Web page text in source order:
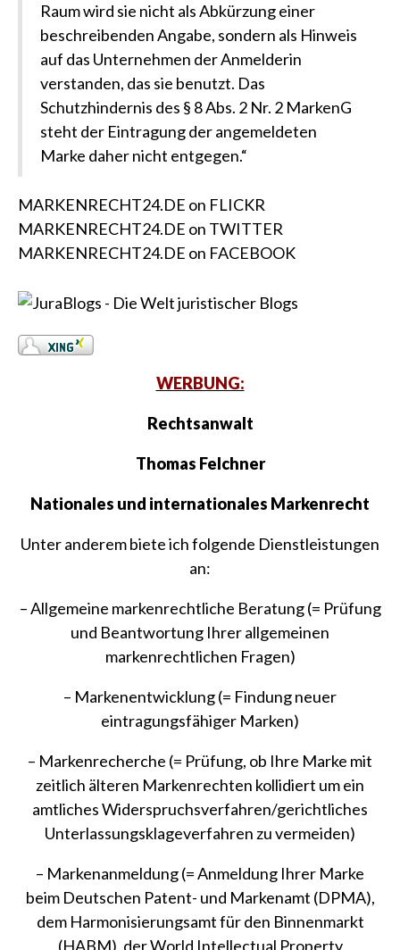
Raum wird sie nicht als Abkürzung einer
beschreibenden Angabe, sondern als Hinweis
auf das Unternehmen der Anmelderin
verstanden, das sie benutzt. Das
Schutzhindernis des § 8 Abs. 2 Nr. 2 MarkenG
steht der Eintragung der angemeldeten
Marke daher nicht entgegen.“
MARKENRECHT24.DE on FLICKR
MARKENRECHT24.DE on TWITTER
MARKENRECHT24.DE on FACEBOOK
WERBUNG:
Rechtsanwalt
Thomas Felchner
Nationales und internationales Markenrecht
Unter anderem biete ich folgende Dienstleistungen
an:
– Allgemeine markenrechtliche Beratung (= Prüfung
und Beantwortung Ihrer allgemeinen
markenrechtlichen Fragen)
– Markenentwicklung (= Findung neuer
eintragungsfähiger Marken)
– Markenrecherche (= Prüfung, ob Ihre Marke mit
zeitlich älteren Markenrechten kollidiert um ein
amtliches Widerspruchsverfahren/gerichtliches
Unterlassungsklageverfahren zu vermeiden)
– Markenanmeldung (= Anmeldung Ihrer Marke
beim Deutschen Patent- und Markenamt (DPMA),
dem Harmonisierungsamt für den Binnenmarkt
(HABM), der World Intellectual Property